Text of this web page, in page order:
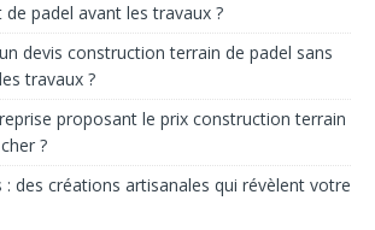
padel avant les travaux ?
devis construction terrain de padel sans
travaux ?
proposant le prix construction terrain
?
: des créations artisanales qui révèlent votre